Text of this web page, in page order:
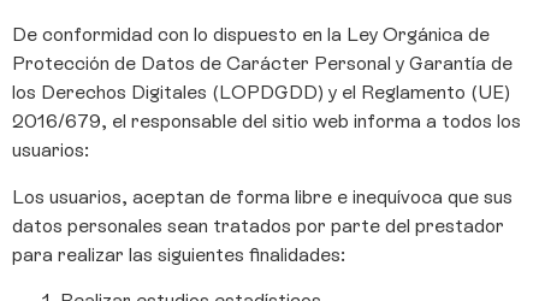
De conformidad con lo dispuesto en la Ley Orgánica de
Protección de Datos de Carácter Personal y Garantía de
los Derechos Digitales (LOPDGDD) y el Reglamento (UE)
2016/679, el responsable del sitio web informa a todos los
usuarios:
Los usuarios, aceptan de forma libre e inequívoca que sus
datos personales sean tratados por parte del prestador
para realizar las siguientes finalidades: